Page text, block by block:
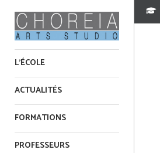
L'ÉCOLE
ACTUALITÉS
FORMATIONS
PROFESSEURS